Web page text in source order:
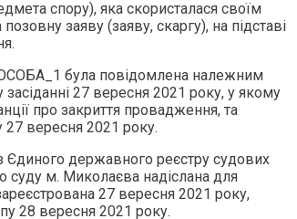
спору), яка скористалася своїм
заяву (заяву, скаргу), на підставі
була повідомлена належним
27 вересня 2021 року, у якому
про закриття провадження, та
вересня 2021 року.
Єдиного державного реєстру судових
суду м. Миколаєва надіслана для
27 вересня 2021 року,
28 вересня 2021 року.